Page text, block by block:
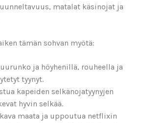
matalat käsinojat ja
tämän sohvan myötä:
ja höyhenillä, rouheella ja
tyynyt.
kapeiden selkänojatyynyjen
hyvin selkää.
maata ja uppoutua netflixin